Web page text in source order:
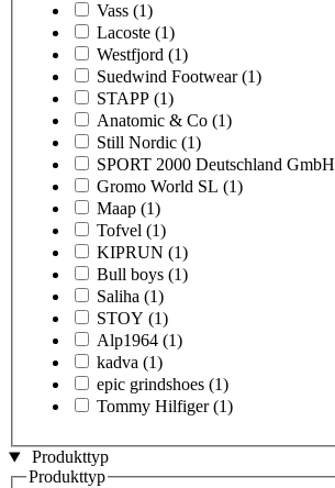
Vass (1)
Lacoste (1)
Westfjord (1)
Suedwind Footwear (1)
STAPP (1)
Anatomic & Co (1)
Still Nordic (1)
SPORT 2000 Deutschland GmbH
Gromo World SL (1)
Maap (1)
Tofvel (1)
KIPRUN (1)
Bull boys (1)
Saliha (1)
STOY (1)
Alp1964 (1)
kadva (1)
epic grindshoes (1)
Tommy Hilfiger (1)
Produkttyp
Produkttyp